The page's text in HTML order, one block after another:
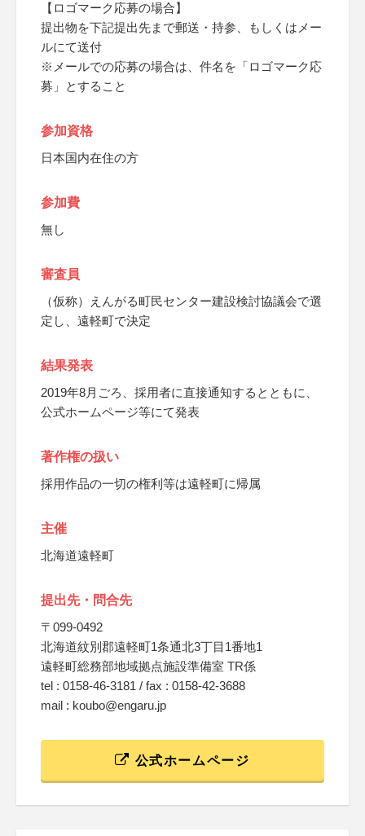
【ロゴマーク応募の場合】
提出物を下記提出先まで郵送・持参、もしくはメー
ルにて送付
※メールでの応募の場合は、件名を「ロゴマーク応
募」とすること
参加資格
日本国内在住の方
参加費
無し
審査員
（仮称）えんがる町民センター建設検討協議会で選
定し、遠軽町で決定
結果発表
2019年8月ごろ、採用者に直接通知するとともに、
公式ホームページ等にて発表
著作権の扱い
採用作品の一切の権利等は遠軽町に帰属
主催
北海道遠軽町
提出先・問合先
〒099-0492
北海道紋別郡遠軽町1条通北3丁目1番地1
遠軽町総務部地域拠点施設準備室 TR係
tel : 0158-46-3181 / fax : 0158-42-3688
mail : koubo@engaru.jp
公式ホームページ